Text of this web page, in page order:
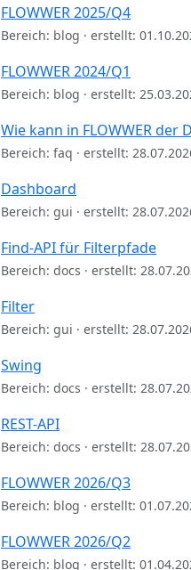
FLOWWER 2025/Q4
Bereich: blog · erstellt:
FLOWWER 2024/Q1
Bereich: blog · erstellt:
Wie kann in FLOWWER
Bereich: faq · erstellt:
Dashboard
Bereich: gui · erstellt:
Find-API für Filterpfade
Bereich: docs · erstellt:
Filter
Bereich: gui · erstellt:
Swing
Bereich: docs · erstellt:
REST-API
Bereich: docs · erstellt:
FLOWWER 2026/Q3
Bereich: blog · erstellt:
FLOWWER 2026/Q2
Bereich: blog · erstellt: